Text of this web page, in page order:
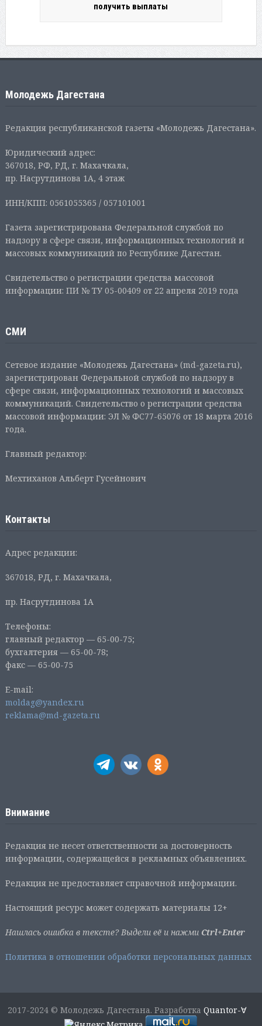
получить выплаты
Молодежь Дагестана
Редакция республиканской газеты «Молодежь Дагестана».
Юридический адрес:
367018, РФ, РД, г. Махачкала,
пр. Насрутдинова 1А, 4 этаж
ИНН/КПП: 0561055365 / 057101001
Газета зарегистрирована Федеральной службой по
надзору в сфере связи, информационных технологий и
массовых коммуникаций по Республике Дагестан.
Свидетельство о регистрации средства массовой
информации: ПИ № ТУ 05-00409 от 22 апреля 2019 года
СМИ
Сетевое издание «Молодежь Дагестана» (md-gazeta.ru),
зарегистрирован Федеральной службой по надзору в
сфере связи, информационных технологий и массовых
коммуникаций. Свидетельство о регистрации средства
массовой информации: ЭЛ № ФС77-65076 от 18 марта 2016
года.
Главный редактор:
Мехтиханов Альберт Гусейнович
Контакты
Адрес редакции:
367018, РД, г. Махачкала,
пр. Насрутдинова 1А
Телефоны:
главный редактор — 65-00-75;
бухгалтерия — 65-00-78;
факс — 65-00-75
E-mail:
moldag@yandex.ru
reklama@md-gazeta.ru
Внимание
Редакция не несет ответственности за достоверность
информации, содержащейся в рекламных объявлениях.
Редакция не предоставляет справочной информации.
Настоящий ресурс может содержать материалы 12+
Нашлась ошибка в тексте? Выдели её и нажми Ctrl+Enter
Политика в отношении обработки персональных данных
2017-2024 © Молодежь Дагестана. РазработкаQuantor-∀